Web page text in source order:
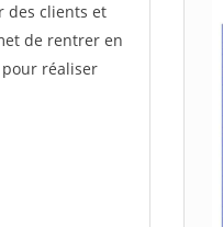
des clients et
de rentrer en
réaliser